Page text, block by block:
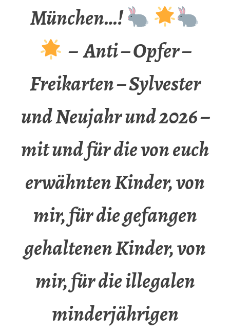
München…!
– Anti – Opfer –
Freikarten – Sylvester
und Neujahr und 2026 –
mit und für die von euch
erwähnten Kinder, von
mir, für die gefangen
gehaltenen Kinder, von
mir, für die illegalen
minderjährigen